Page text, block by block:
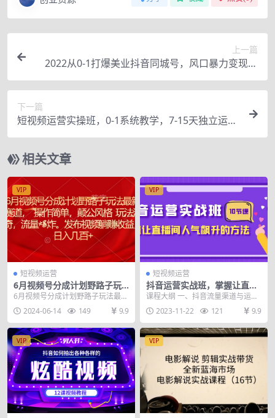
上一篇
2022从0-1打爆美业抖音同城号，风口暴力变现日
入10万
下一篇
短视频运营实操班，0-1系统教学，7-15天独立运营
账号
相关文章
VIP
短视频运营
6月视频号分成计划野路子玩
法最新赛道操作简单，颠公风
格玩法清奇，流…
6月视频号分成计划野路子玩法最新
赛道， 操作简单，颠公风格玩法清
奇，流量爆炸。发...
2024-06-14 149 9.9
VIP
短视频运营
抖音运营实战班，掌握让直播
间人气飙升的方法（10节课）
课程大纲 一、抖音流量渠道与运营
模型 1、按流量配置制定方针； 2、
四大流量渠道...
2023-11-22 121 9.9
VIP VIP